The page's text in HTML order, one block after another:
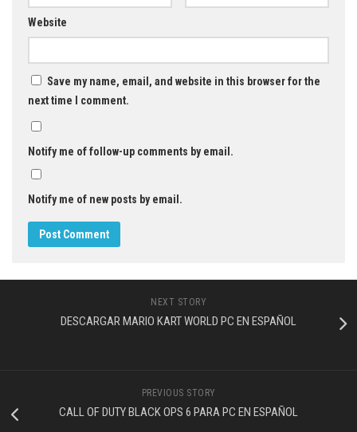
Website
Save my name, email, and website in this browser for the
next time I comment.
Notify me of follow-up comments by email.
Notify me of new posts by email.
NEXT STORY
DESCARGAR MARIO KART WORLD PC EN ESPAÑOL
PREVIOUS STORY
CALL OF DUTY BLACK OPS 6 PARA PC EN ESPAÑOL